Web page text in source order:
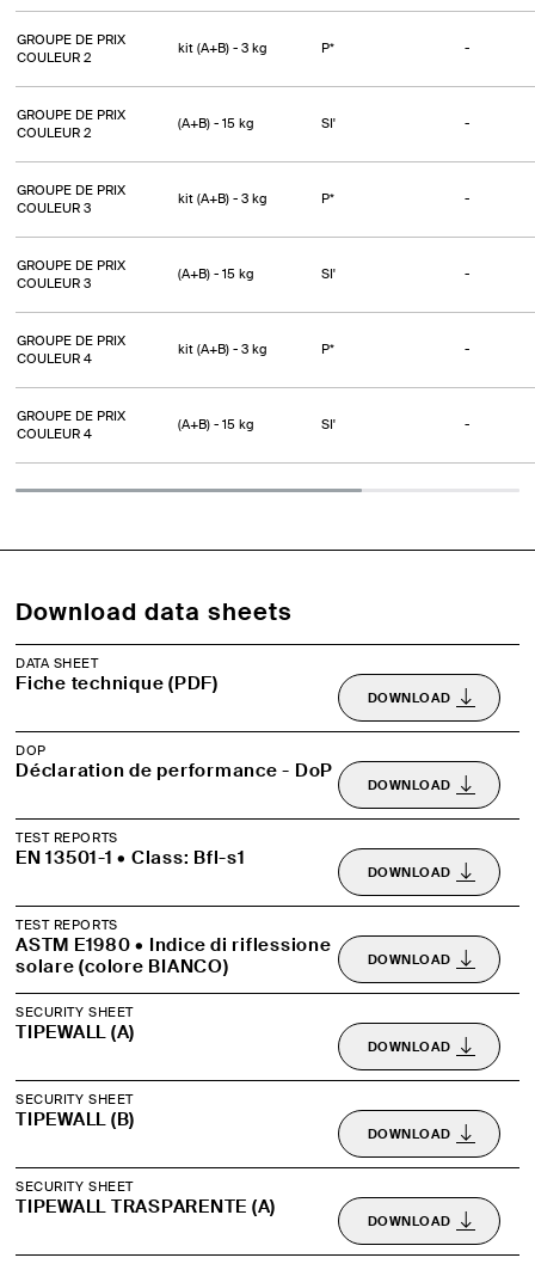
GROUPE DE PRIX
COULEUR 2
kit (A+B) - 3 kg P* -
GROUPE DE PRIX
COULEUR 2
(A+B) - 15 kg SI' -
GROUPE DE PRIX
COULEUR 3
kit (A+B) - 3 kg P* -
GROUPE DE PRIX
COULEUR 3
(A+B) - 15 kg SI' -
GROUPE DE PRIX
COULEUR 4
kit (A+B) - 3 kg P* -
GROUPE DE PRIX
COULEUR 4
(A+B) - 15 kg SI' -
Download data sheets
DATA SHEET
Fiche technique (PDF)
DOWNLOAD
DOP
Déclaration de performance - DoP
DOWNLOAD
TEST REPORTS
EN 13501-1 • Class: Bfl-s1
DOWNLOAD
TEST REPORTS
ASTM E1980 • Indice di riflessione
solare (colore BIANCO)
DOWNLOAD
SECURITY SHEET
TIPEWALL (A)
DOWNLOAD
SECURITY SHEET
TIPEWALL (B)
DOWNLOAD
SECURITY SHEET
TIPEWALL TRASPARENTE (A)
DOWNLOAD